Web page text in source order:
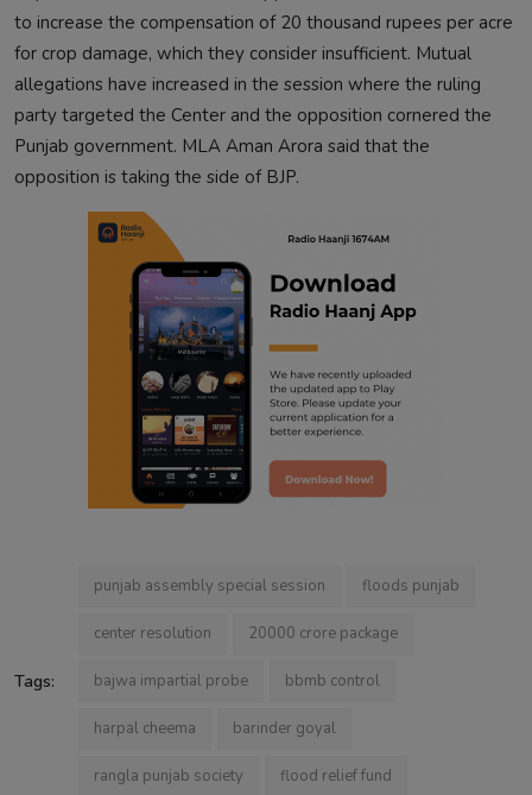
to increase the compensation of 20 thousand rupees per acre
for crop damage, which they consider insufficient. Mutual
allegations have increased in the session where the ruling
party targeted the Center and the opposition cornered the
Punjab government. MLA Aman Arora said that the
opposition is taking the side of BJP.
Tags:
punjab assembly special session floods punjab
center resolution 20000 crore package
bajwa impartial probe bbmb control
harpal cheema barinder goyal
rangla punjab society flood relief fund